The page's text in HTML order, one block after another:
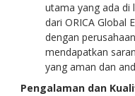
utama yang ada di
dari ORICA Global
dengan
mendapatkan
yang aman dan
Pengalaman dan